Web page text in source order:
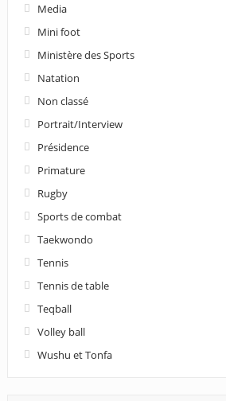
Media
Mini foot
Ministère des Sports
Natation
Non classé
Portrait/Interview
Présidence
Primature
Rugby
Sports de combat
Taekwondo
Tennis
Tennis de table
Teqball
Volley ball
Wushu et Tonfa